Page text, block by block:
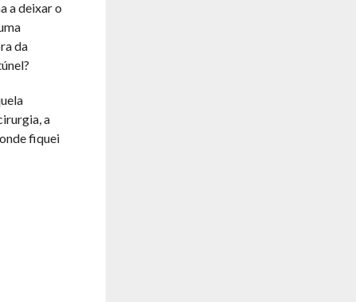
a deixar o
da
a
fiquei